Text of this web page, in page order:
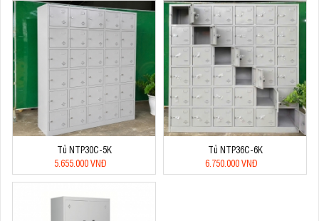
Tủ NTP30C-5K
5.655.000 VNĐ
Tủ NTP36C-6K
6.750.000 VNĐ